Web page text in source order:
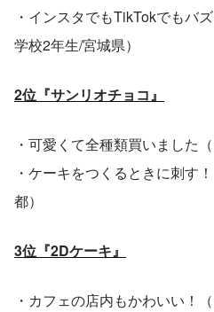
・インスタでもTikTokでもバ
学校2年生/宮城県）
2位『サンリオチョコ』
・可愛くて全種類買いました
・ケーキをつくるときに刺す
都）
3位『2Dケーキ』
・カフェの店内もかわいい！